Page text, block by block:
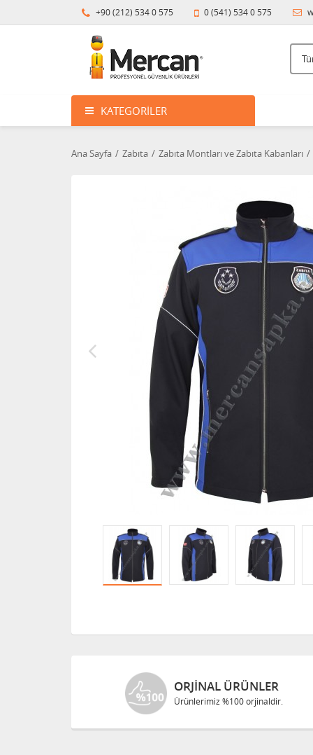
+90 (212) 534 0 575 0 (541) 534 0 575
KATEGORILER
Ana Sayfa Zabıta Zabıta Montları ve Zabıta Kabanları
ORJINAL ÜRÜNLER
Ürünlerimiz %100 orjinaldir.